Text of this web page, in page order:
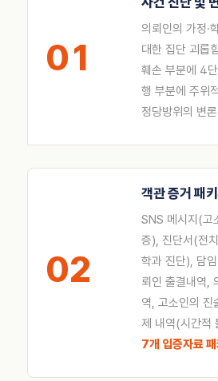
01
의뢰인의 가정·
대한 집단 괴롭
훼손 부분에 4
행 부분에 주위
정당방위의 변
02
객관 증거 패
SNS 메시지(고
증), 진단서(전
학과 진단), 담
뢰인 출결내역,
역, 고소인의 진
제 내역(시간적
7개 입증자료 패